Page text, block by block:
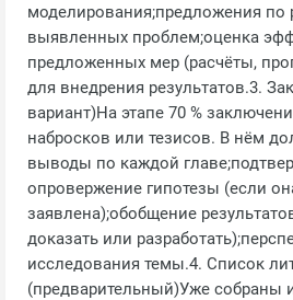
моделирования;предложения
выявленных проблем;оценка
предложенных мер (расчёты,
для внедрения результатов.3.
вариант)На этапе 70 %
набросков или тезисов. В нём
выводы по каждой
опровержение гипотезы (если
заявлена);обобщение
доказать или
исследования темы.4. Список
(предварительный)Уже собраны